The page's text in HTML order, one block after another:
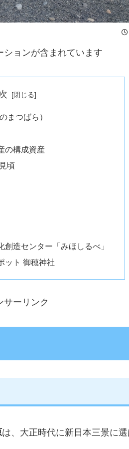
ションが含まれています
まつばら）
の構成資産
頃
創造センター「みほしるべ」
ット 御穂神社
サーリンク
は、大正時代に新日本三景に選